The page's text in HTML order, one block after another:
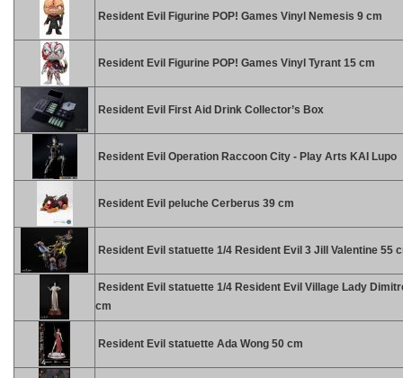
Resident Evil Figurine POP! Games Vinyl Nemesis 9 cm
Resident Evil Figurine POP! Games Vinyl Tyrant 15 cm
Resident Evil First Aid Drink Collector’s Box
Resident Evil Operation Raccoon City - Play Arts KAI Lupo
Resident Evil peluche Cerberus 39 cm
Resident Evil statuette 1/4 Resident Evil 3 Jill Valentine 55
Resident Evil statuette 1/4 Resident Evil Village Lady
cm
Resident Evil statuette Ada Wong 50 cm